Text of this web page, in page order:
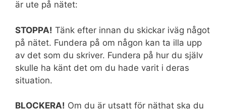
är ute på nätet:
STOPPA! Tänk efter innan du skickar iväg något
på nätet. Fundera på om någon kan ta illa upp
av det som du skriver. Fundera på hur du själv
skulle ha känt det om du hade varit i deras
situation.
BLOCKERA! Om du är utsatt för näthat ska du